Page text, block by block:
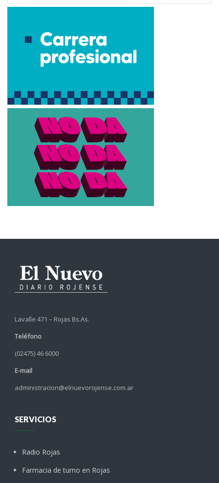
Lavalle 471 – Rojas Bs.As.
Teléfono
(02475) 46 6000
E-mail
administracion@elnuevorojense.com.ar
SERVICIOS
Radio Rojas
Farmacia de turno en Rojas